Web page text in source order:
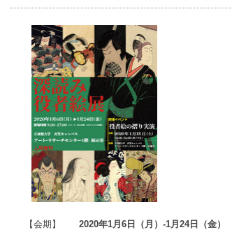
【会期】
2020年1月6日（月）-1月24日（金）